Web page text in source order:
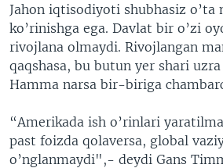
Jahon iqtisodiyoti shubhasiz o’ta
ko’rinishga ega. Davlat bir o’zi
rivojlana olmaydi. Rivojlangan
qaqshasa, bu butun yer shari
Hamma narsa bir-biriga
“Amerikada ish o’rinlari
past foizda qolaversa, global
o’nglanmaydi",- deydi Gans